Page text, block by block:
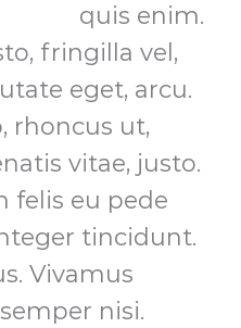
quis enim.
fringilla vel,
eget, arcu.
rhoncus ut,
vitae, justo.
felis eu pede
tincidunt.
Vivamus
nisi.